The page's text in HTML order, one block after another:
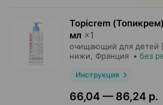
Topicrem
мл ×1
очищающий для детей
нижи , Франция • без
Инструкция
66,04 — 86,24 р.